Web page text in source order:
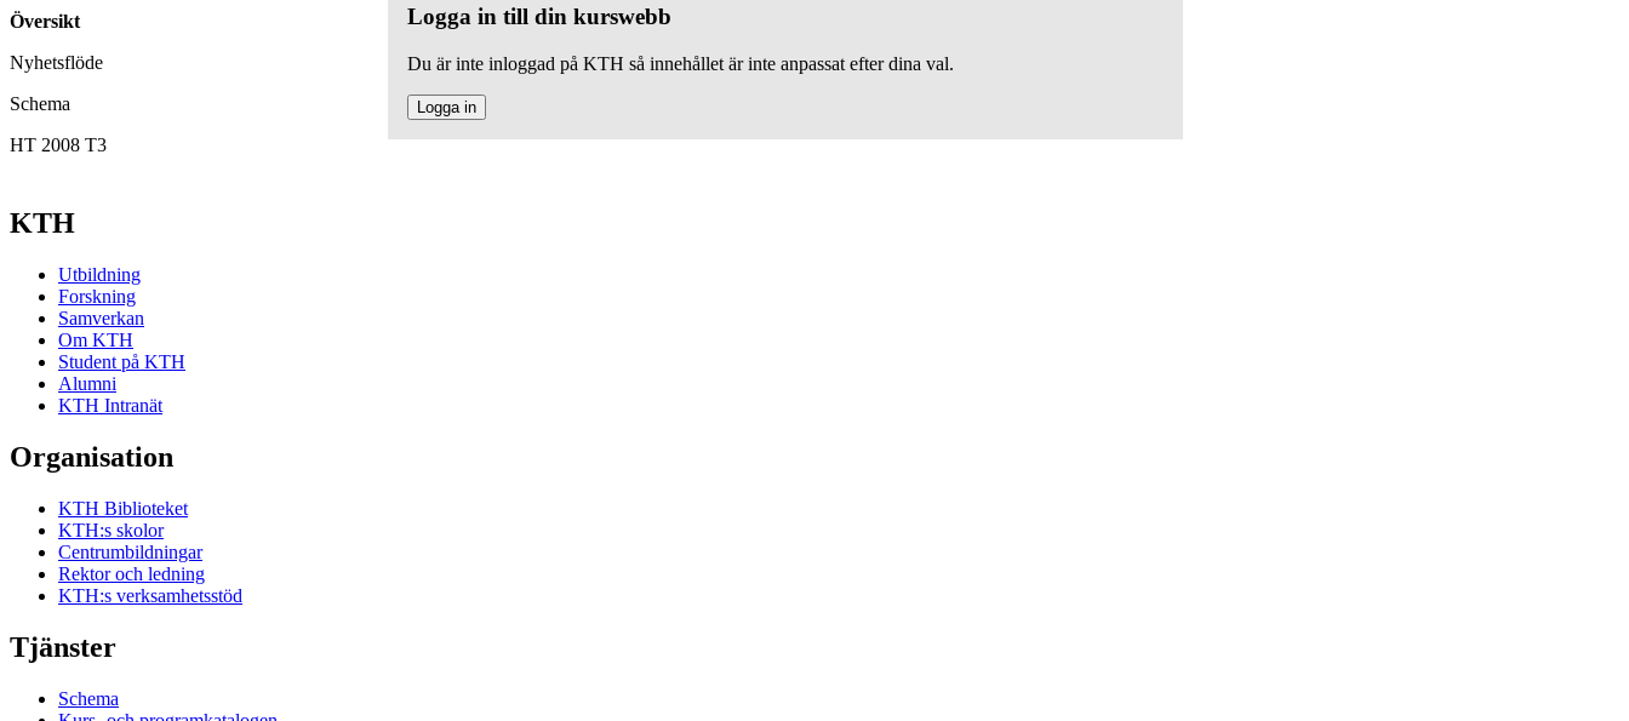
Logga in till din kurswebb
Du är inte inloggad på KTH så innehållet är inte anpassat efter dina val.
Logga in
Översikt
Nyhetsflöde
Schema
HT 2008 T3
KTH
Utbildning
Forskning
Samverkan
Om KTH
Student på KTH
Alumni
KTH Intranät
Organisation
KTH Biblioteket
KTH:s skolor
Centrumbildningar
Rektor och ledning
KTH:s verksamhetsstöd
Tjänster
Schema